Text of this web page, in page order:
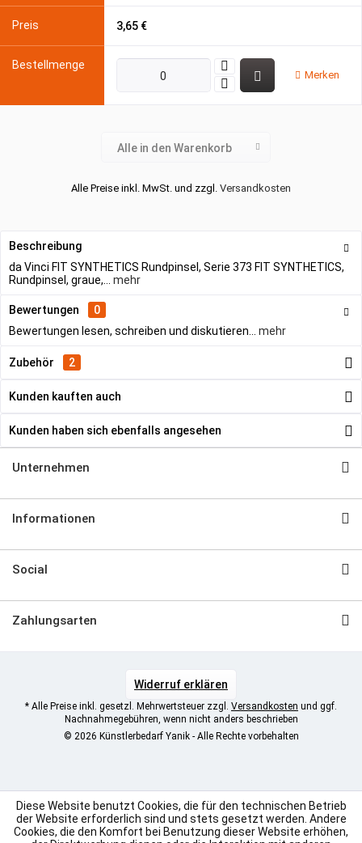
3,65 €
Merken
Alle Preise inkl. MwSt. und zzgl. Versandkosten
Alle in den Warenkorb
Beschreibung
da Vinci FIT SYNTHETICS Rundpinsel, Serie 373 FIT SYNTHETICS,
Rundpinsel, graue,...
mehr
Bewertungen
0
Bewertungen lesen, schreiben und diskutieren...
mehr
Zubehör 2
Kunden kauften auch
Kunden haben sich ebenfalls angesehen
Unternehmen
Informationen
Social
Zahlungsarten
Widerruf erklären
* Alle Preise inkl. gesetzl. Mehrwertsteuer zzgl. Versandkosten und ggf.
Nachnahmegebühren, wenn nicht anders beschrieben
© 2026 Künstlerbedarf Yanik - Alle Rechte vorbehalten
Diese Website benutzt Cookies, die für den technischen Betrieb
der Website erforderlich sind und stets gesetzt werden. Andere
Cookies, die den Komfort bei Benutzung dieser Website erhöhen,